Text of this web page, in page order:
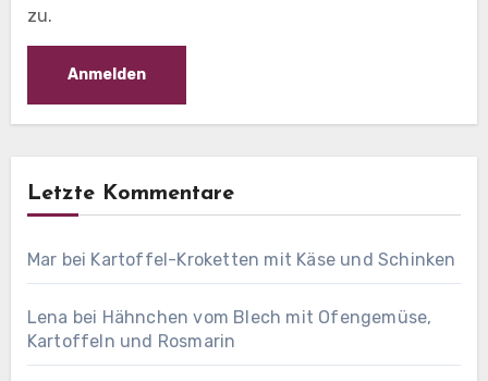
zu.
Letzte Kommentare
Mar bei Kartoffel-Kroketten mit Käse und Schinken
Lena bei Hähnchen vom Blech mit Ofengemüse,
Kartoffeln und Rosmarin